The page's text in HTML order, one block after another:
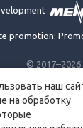
© 2017–2026
Made for
By runners. With
promotion:
наш
на обработку